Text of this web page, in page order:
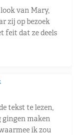
van Mary,
zij op bezoek
feit dat ze deels
tekst te lezen,
gingen maken
ik zou